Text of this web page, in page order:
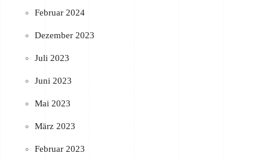
Februar 2024
Dezember 2023
Juli 2023
Juni 2023
Mai 2023
März 2023
Februar 2023